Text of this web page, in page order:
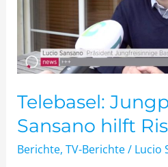
Telebasel:
Sansano hilft
Berichte, TV-Berichte/ Lucio
Risikopersonen